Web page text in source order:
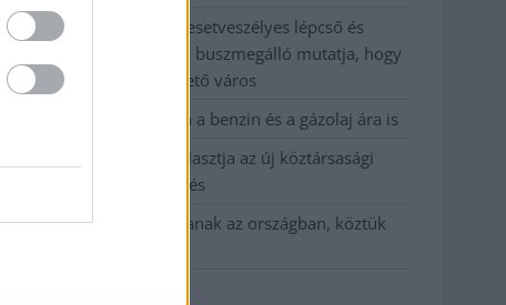
Csendélet 5.0: alig balesetveszélyes lépcső és
remek állapotban levő buszmegálló mutatja, hogy
Szolnok mennyire élhető város
Pénteken újra csökken a benzin és a gázolaj ára is
Napokon belül megválasztja az új köztársasági
elnököt az Országgyűlés
Kiterjedt tüzek pusztítanak az országban, köztük